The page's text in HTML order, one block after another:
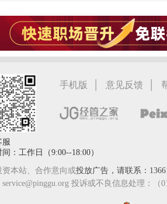
手机版 | 意见反馈 |
服
：工作日（9:00--18:00）
资本站、合作意向或投放广告，请联系：
投诉或不良信息处理：（